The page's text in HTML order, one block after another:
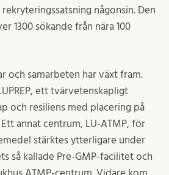
någonsin. Den
1300 sökande från nära 100
och samarbeten har växt fram.
ett tvärvetenskapligt
och resiliens med placering på
annat centrum, LU-ATMP, för
stärktes ytterligare under
så kallade Pre-GMP-facilitet och